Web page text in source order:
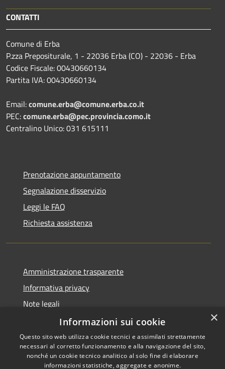
CONTATTI
Comune di Erba
P.zza Prepositurale, 1 - 22036 Erba (CO) - 22036 - Erba
Codice Fiscale: 00430660134
Partita IVA: 00430660134
Email:comune.erba@comune.erba.co.it
PEC:comune.erba@pec.provincia.como.it
Centralino Unico: 031 615111
Prenotazione appuntamento
Segnalazione disservizio
Leggi le FAQ
Richiesta assistenza
Amministrazione trasparente
Informativa privacy
Note legali
Dichiarazione di accessibilità
×
Informazioni sui cookie
Questo sito web utilizza cookie tecnici e assimilati strettamente
necessari al corretto funzionamento e alla navigazione del sito,
nonché un cookie tecnico analitico al solo fine di elaborare
informazioni statistiche, aggregate e anonime.